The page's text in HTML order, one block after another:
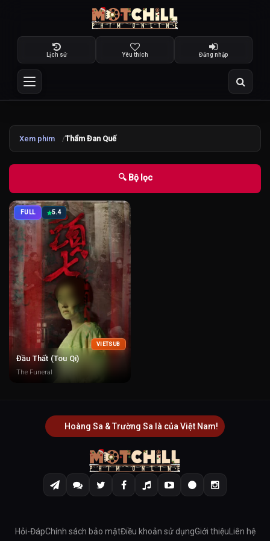
Lịch sử Yêu thích Đăng nhập
Xem phim Thẩm Đan Quế
🔍 Bộ lọc
FULL 5.4
VIETSUB
Đầu Thất (Tou Qi)
The Funeral
Hoàng Sa & Trường Sa là của Việt Nam!
Hỏi-ĐápChính sách bảo mậtĐiều khoản sử dụngGiới thiệuLiên hệ